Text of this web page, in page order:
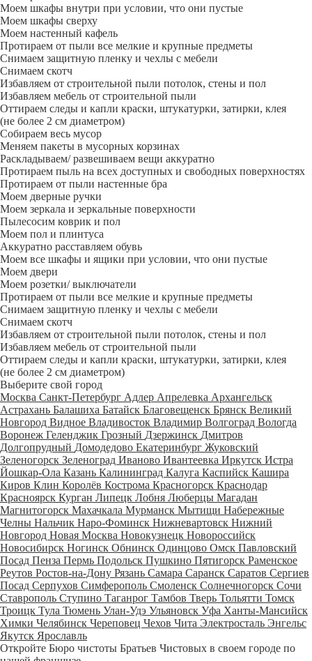
Моем шкафы внутри при условии, что они пустые
Моем шкафы сверху
Моем настенный кафель
Протираем от пыли все мелкие и крупные предметы
Снимаем защитную пленку и чехлы с мебели
Снимаем скотч
Избавляем от строительной пыли потолок, стены и пол
Избавляем мебель от строительной пыли
Оттираем следы и капли краски, штукатурки, затирки, клея
(не более 2 см диаметром)
Собираем весь мусор
Меняем пакеты в мусорных корзинах
Раскладываем/ развешиваем вещи аккуратно
Протираем пыль на всех доступных и свободных поверхностях
Протираем от пыли настенные бра
Моем дверные ручки
Моем зеркала и зеркальные поверхности
Пылесосим коврик и пол
Моем пол и плинтуса
Аккуратно расставляем обувь
Моем все шкафы и ящики при условии, что они пустые
Моем двери
Моем розетки/ выключатели
Протираем от пыли все мелкие и крупные предметы
Снимаем защитную пленку и чехлы с мебели
Снимаем скотч
Избавляем от строительной пыли потолок, стены и пол
Избавляем мебель от строительной пыли
Оттираем следы и капли краски, штукатурки, затирки, клея
(не более 2 см диаметром)
Выберите свой город
Москва Санкт-Петербург Адлер Апрелевка Архангельск
Астрахань Балашиха Батайск Благовещенск Брянск Великий
Новгород Видное Владивосток Владимир Волгоград Вологда
Воронеж Геленджик Грозный Дзержинск Дмитров
Долгопрудный Домодедово Екатеринбург Жуковский
Зеленогорск Зеленоград Иваново Ивантеевка Иркутск Истра
Йошкар-Ола Казань Калининград Калуга Каспийск Кашира
Киров Клин Королёв Кострома Красногорск Краснодар
Красноярск Курган Липецк Лобня Люберцы Магадан
Магнитогорск Махачкала Мурманск Мытищи Набережные
Челны Нальчик Наро-Фоминск Нижневартовск Нижний
Новгород Новая Москва Новокузнецк Новороссийск
Новосибирск Ногинск Обнинск Одинцово Омск Павловский
Посад Пенза Пермь Подольск Пушкино Пятигорск Раменское
Реутов Ростов-на-Дону Рязань Самара Саранск Саратов Сергиев
Посад Серпухов Симферополь Смоленск Солнечногорск Сочи
Ставрополь Ступино Таганрог Тамбов Тверь Тольятти Томск
Троицк Тула Тюмень Улан-Удэ Ульяновск Уфа Ханты-Мансийск
Химки Челябинск Череповец Чехов Чита Электросталь Энгельс
Якутск Ярославль
Откройте Бюро чистоты Братьев Чистовых в своем городе по